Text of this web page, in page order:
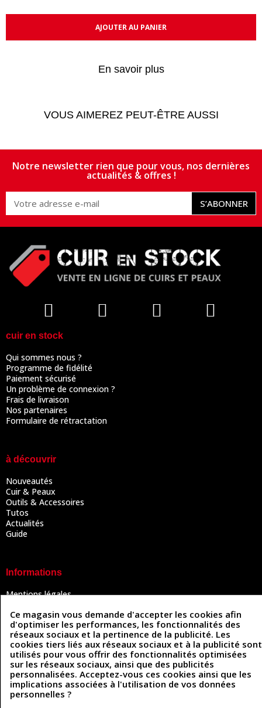
AJOUTER AU PANIER
En savoir plus
VOUS AIMEREZ PEUT-ÊTRE AUSSI
Notre newsletter rien que pour vous, nos dernières
actualités & offres !
S’ABONNER
cuir en stock
Qui sommes nous ?
Programme de fidélité
Paiement sécurisé
Un problème de connexion ?
Frais de livraison
Nos partenaires
Formulaire de rétractation
à découvrir
Nouveautés
Cuir & Peaux
Outils & Accessoires
Tutos
Actualités
Guide
Informations
Mentions légales
Politique de confidentialité
Politique des cookies
Contactez-nous
Coordonnées
493 Chemin de Catougnac
Ce magasin vous demande d'accepter les cookies afin
d'optimiser les performances, les fonctionnalités des
réseaux sociaux et la pertinence de la publicité. Les
cookies tiers liés aux réseaux sociaux et à la publicité sont
utilisés pour vous offrir des fonctionnalités optimisées
sur les réseaux sociaux, ainsi que des publicités
personnalisées. Acceptez-vous ces cookies ainsi que les
implications associées à l'utilisation de vos données
personnelles ?